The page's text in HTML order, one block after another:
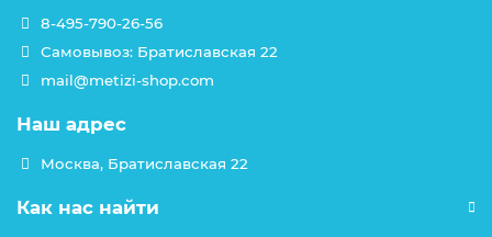
8-495-790-26-56
Самовывоз: Братиславская 22
mail@metizi-shop.com
Наш адрес
Москва, Братиславская 22
Как нас найти